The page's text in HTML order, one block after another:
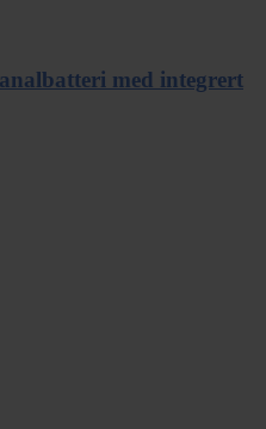
med integrert